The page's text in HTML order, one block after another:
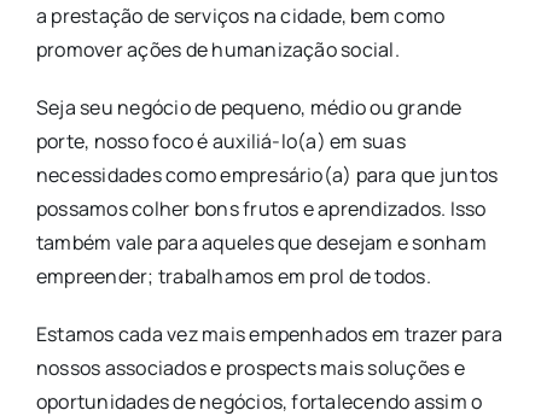
a prestação de serviços na cidade, bem como
promover ações de humanização social.
Seja seu negócio de pequeno, médio ou grande
porte, nosso foco é auxiliá-lo(a) em suas
necessidades como empresário(a) para que juntos
possamos colher bons frutos e aprendizados. Isso
também vale para aqueles que desejam e sonham
empreender; trabalhamos em prol de todos.
Estamos cada vez mais empenhados em trazer para
nossos associados e prospects mais soluções e
oportunidades de negócios, fortalecendo assim o